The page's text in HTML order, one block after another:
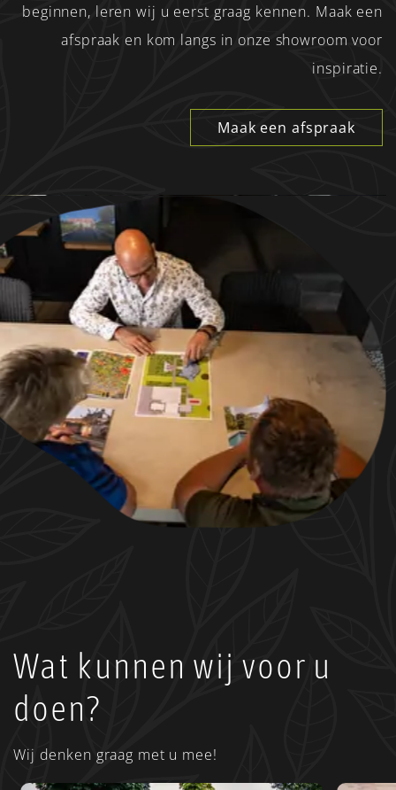
beginnen, leren wij u eerst graag kennen. Maak een
afspraak en kom langs in onze showroom voor
inspiratie.
Maak een afspraak
Wat kunnen wij voor u
doen?
Wij denken graag met u mee!